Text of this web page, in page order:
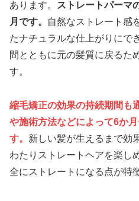
あります。
ストレートパーマ
月です。
自然なストレート感
たナチュラルな仕上がりにで
間とともに元の髪質に戻るた
す。
縮毛矯正の効果の持続期間も
や施術方法などによって6か
す。 新しい髪が生えるまで効
わたりストレートヘアを楽し
全にストレートになる点が特